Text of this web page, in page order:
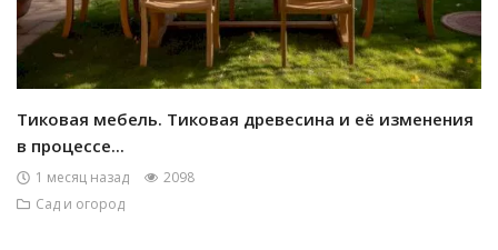
Тиковая мебель. Тиковая древесина и её изменения
в процессе...
1 месяц назад
2098
Сад и огород